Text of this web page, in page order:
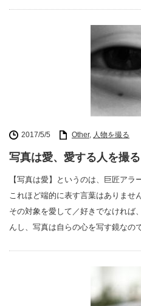
2017/5/5 Other, 人物を撮る
写真は愛、愛する人を撮る
【写真は愛】というのは、巨匠ア
これほど端的に表す言葉はありませ
その対象を愛して／好きでなければ
んし、写真は自らの心を写す鏡なの